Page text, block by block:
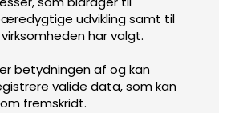
udvikling samt til
har valgt.
betydningen af og kan
valide data, som kan
fremskridt.